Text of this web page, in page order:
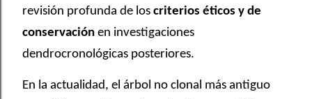
revisión profunda de los criterios éticos y de
conservación en investigaciones
dendrocronológicas posteriores.
En la actualidad, el árbol no clonal más antiguo